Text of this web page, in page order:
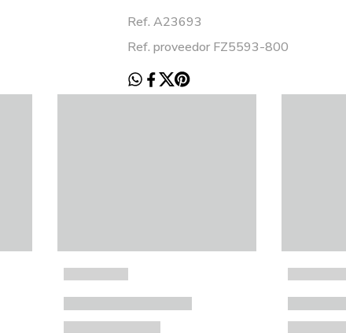
Ref. A23693
Ref. proveedor FZ5593-800